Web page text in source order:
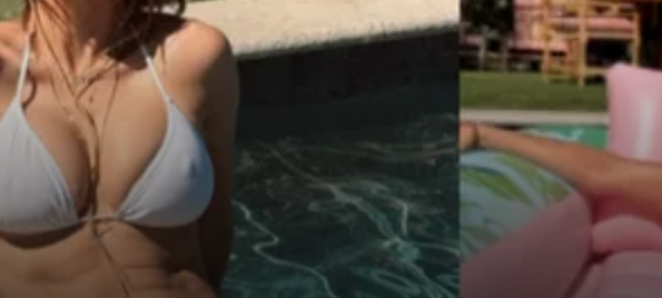
VER MÁS
VER TODAS LAS CATEGORÍAS